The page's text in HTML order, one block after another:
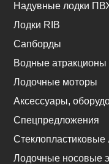
Надувные лодки
Лодки RIB
Сапборды
Водные атракционы
Лодочные моторы
Аксессуары,
Спецпредложения
Стеклопластиковые
Лодочные носовые